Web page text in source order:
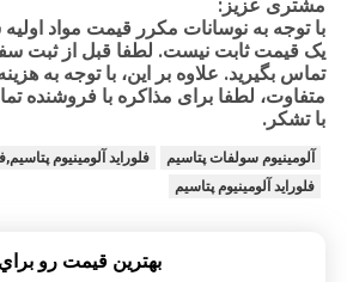
مشتری عزیز:
با توجه به نوسانات مکرر قیمت مواد
یک قیمت ثابت نیست. لطفا قبل از ثبت
تماس بگیرید. علاوه بر این، با توجه به
متفاوت، لطفا برای مذاکره با فروشنده
با تشکر.
آلومینیوم سولفات پتاسیم
فلوراید آلومینیوم
فلوراید آلومینیوم پتاسیم
بهترين قيمت رو براي